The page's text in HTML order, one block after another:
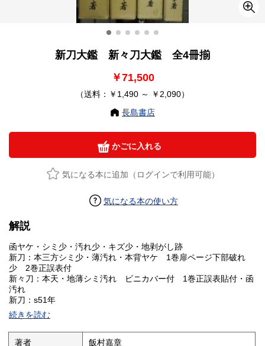
新刀大鑑 新々刀大鑑 全4冊揃
￥71,500
（送料：￥1,490 ～ ￥2,090）
長島書店
かごに入れる
気になる本に追加（ログインで利用可能）
気になる本の使い方
解説
函ヤケ・シミ少・汚れ少・キズ少・地剥がし跡
新刀：本三方シミ少・薄汚れ・本背ヤケ 1巻扉ページ下部破れ
少 2巻正誤表付
新々刀：本天・地薄シミ汚れ ビニカバー付 1巻正誤表貼付・函
汚れ
新刀：s51年
新々刀：s54年増販再発行
続きを読む
著者 飯村嘉章